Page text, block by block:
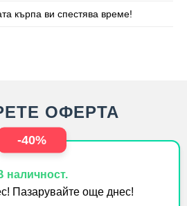
кърпа ви спестява време!
ОФЕРТА
-40%
наличност.
Пазарувайте още днес!